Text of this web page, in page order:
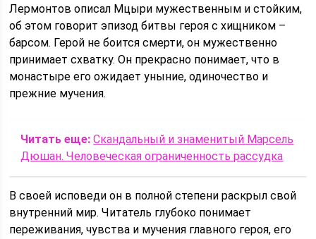
Лермонтов описал Мцыри мужественным и стойким,
об этом говорит эпизод битвы героя с хищником –
барсом. Герой не боится смерти, он мужественно
принимает схватку. Он прекрасно понимает, что в
монастыре его ожидает уныние, одиночество и
прежние мучения.
Читать еще: Скандальный и знаменитый Марсель
Дюшан. Человеческая ограниченность рассудка
В своей исповеди он в полной степени раскрыл свой
внутренний мир. Читатель глубоко понимает
переживания, чувства и мучения главного героя, его